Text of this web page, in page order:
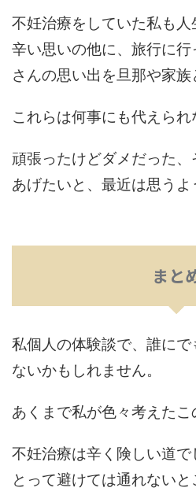
不妊治療をしていた私も
辛い思いの他に、旅行に行
さんの思い出を旦那や家族
これらは何事にも代えられ
頑張ったけどダメだった
あげたいと、最近は思うよ
まと
私個人の体験談で、誰に
ないかもしれません。
あくまで私が色々考えたこ
不妊治療は辛く険しい道
とって避けては通れない